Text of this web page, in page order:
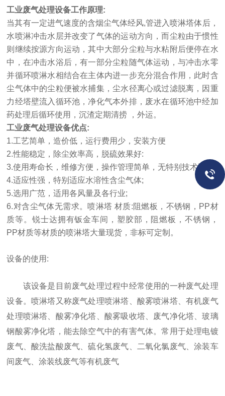
工业废气处理设备工作原理:
当其有一定进气速度的含烟尘气体经风,管进入喷淋塔体后，
水喷淋冲击水层并改变了气体的运动方向，而尘粒由于惯性
则继续按源方向运动，其中大部分尘粒与水粘附后便停在水
中，在冲击水浴后，有一部分尘粒随气体运动，与冲击水零
并循环喷淋水相结合在主体内进一步充分混合作用，此时含
尘气体中的尘粒便被水捕集，尘水径离心或过滤脱离，因重
力经塔壁流入循环池，净化气本外排，废水在循环池中经加
药处理后循环使用，沉渣定期清捞 ，外运。
工业废气处理设备优点:
1.工艺简单，造价低，运行费用少，安装方便
2.性能稳定，除尘效率高，脱硫效果好:
3.使用寿命长，维修方便，操作管理简单，无特别技术要求,
4.适应性强，特别适应水溶性含尘气体;
5.选用广范，适用各风量及各行业;
6.对含尘气体无需求。喷淋塔 材质:阻燃板，不锈钢，PP材
质等。锐士达拥有钣金车间，塑胶部，阻燃板，不锈钢，
PP材质等材质的喷淋塔大量现货，非标可定制。
设备的使用:
该设备是目前废气处理过程中经常使用的一种废气处理
设备。喷淋塔又称废气处理喷淋塔、酸雾喷淋塔、有机废气
处理喷淋塔、酸雾净化塔、酸雾吸收塔、废气净化塔、玻璃
钢酸雾净化塔，能去除空气中的有害气体。常用于处理电镀
废气、酸洗盐酸废气、硫化氢废气、二氧化氯废气、涂装车
间废气、涂装线废气等有机废气